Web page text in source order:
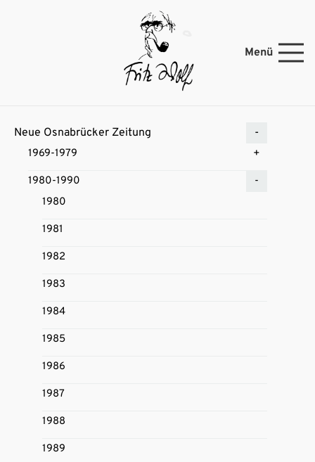
Menü
Neue Osnabrücker Zeitung
1969-1979
1980-1990
1980
1981
1982
1983
1984
1985
1986
1987
1988
1989